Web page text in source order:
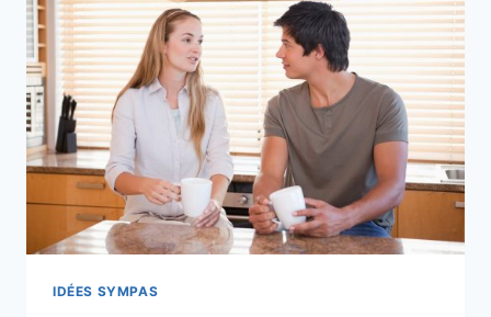
MESSAGES
POUR
FÊTER
SES
NOCES
PERLE
IDÉES SYMPAS